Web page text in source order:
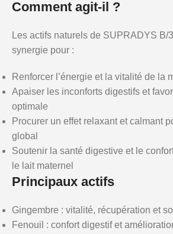
Comment agit-il ?
Les actifs naturels de SUPRADYS B/
synergie pour :
Renforcer l’énergie et la vitalité de la
Apaiser les inconforts digestifs et
optimale
Procurer un effet relaxant et calmant
global
Soutenir la santé digestive et le
le lait maternel
Principaux actifs
Gingembre : vitalité, récupération et
Fenouil : confort digestif et